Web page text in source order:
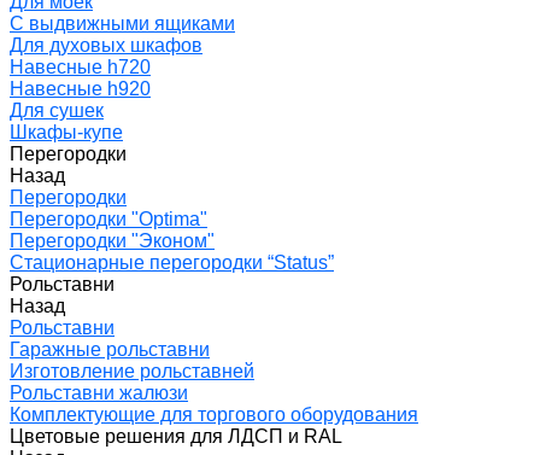
С выдвижными ящиками
Для духовых шкафов
Навесные h720
Навесные h920
Для сушек
Шкафы-купе
Перегородки
Назад
Перегородки
Перегородки "Optima"
Перегородки "Эконом"
Стационарные перегородки “Status”
Рольставни
Назад
Рольставни
Гаражные рольставни
Изготовление рольставней
Рольставни жалюзи
Комплектующие для торгового оборудования
Цветовые решения для ЛДСП и RAL